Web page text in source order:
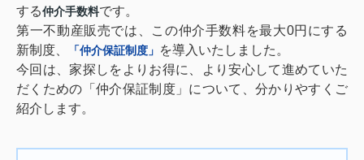
する仲介手数料です。
第一不動産販売では、この仲介手数料を最大0円にする
新制度、
「仲介保証制度」 を導入いたしました。
今回は、家探しをよりお得に、より安心して進めていた
だくための「仲介保証制度」について、分かりやすくご
紹介します。